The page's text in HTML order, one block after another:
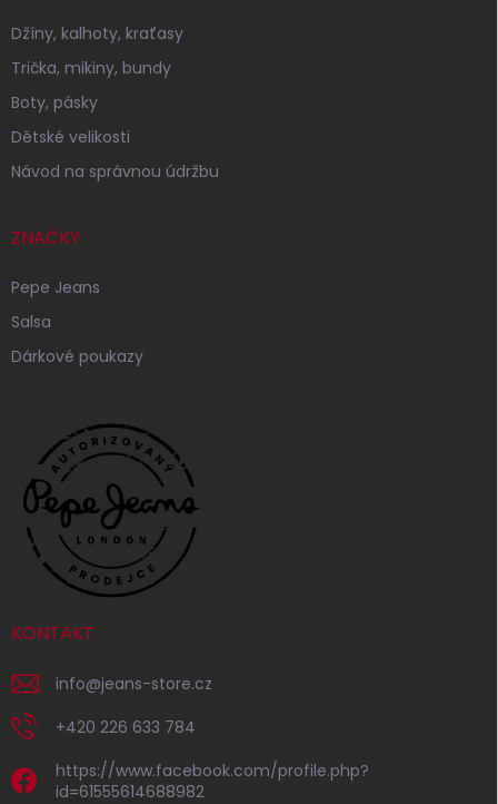
Džíny, kalhoty, kraťasy
Trička, mikiny, bundy
Boty, pásky
Dětské velikosti
Návod na správnou údržbu
ZNAČKY
Pepe Jeans
Salsa
Dárkové poukazy
KONTAKT
info@jeans-store.cz
+420 226 633 784
https://www.facebook.com/profile.php?
id=61555614688982